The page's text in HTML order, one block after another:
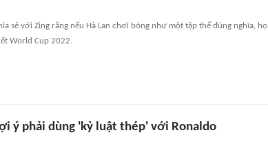
sẻ với Zing rằng nếu Hà Lan chơi bóng như một tập thể đúng nghĩa, họ
World Cup 2022.
ý phải dùng 'kỷ luật thép' với Ronaldo